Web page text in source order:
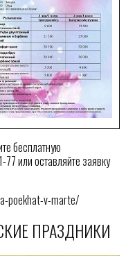
бесплатную
или оставляйте заявку
poekhat-v-marte/
ПРАЗДНИКИ